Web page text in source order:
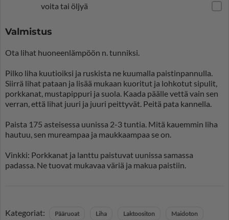
voita tai öljyä
Valmistus
Ota lihat huoneenlämpöön n. tunniksi.
Pilko liha kuutioiksi ja ruskista ne kuumalla paistinpannulla.
Siirrä lihat pataan ja lisää mukaan kuoritut ja lohkotut sipulit,
porkkanat, mustapippuri ja suola. Kaada päälle vettä vain sen
verran, että lihat juuri ja juuri peittyvät. Peitä pata kannella.
Paista 175 asteisessa uunissa 2-3 tuntia. Mitä kauemmin liha
hautuu, sen mureampaa ja maukkaampaa se on.
Vinkki: Porkkanat ja lanttu paistuvat uunissa samassa
padassa. Ne tuovat mukavaa väriä ja makua paistiin.
Kategoriat: Pääruoat Liha Laktoositon Maidoton